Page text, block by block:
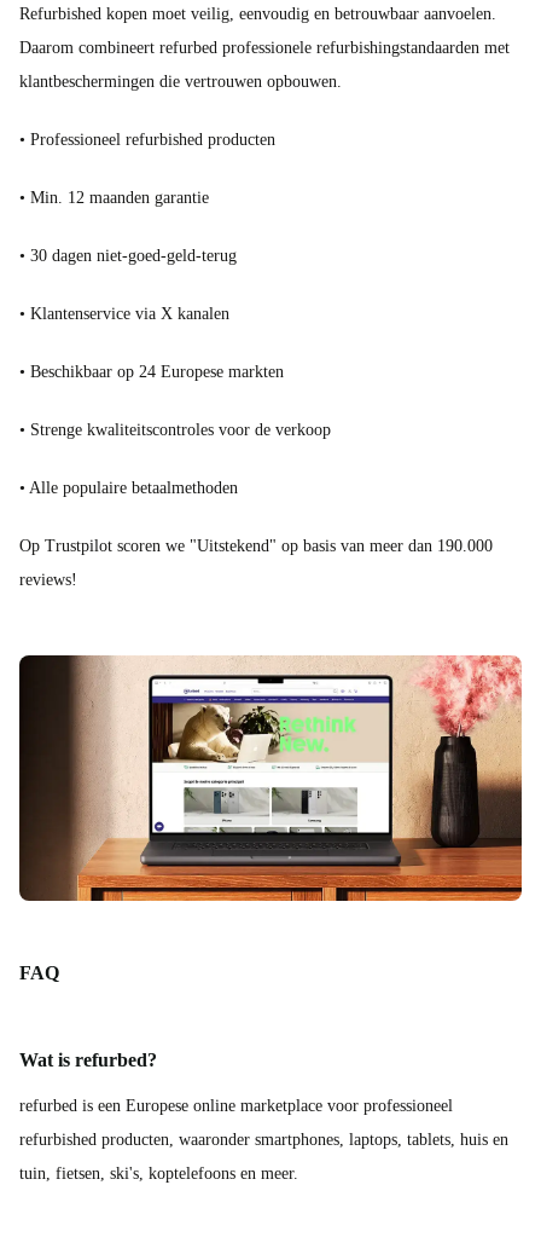
Refurbished kopen moet veilig, eenvoudig en betrouwbaar aanvoelen.
Daarom combineert refurbed professionele refurbishingstandaarden met
klantbeschermingen die vertrouwen opbouwen.
• Professioneel refurbished producten
• Min. 12 maanden garantie
• 30 dagen niet-goed-geld-terug
• Klantenservice via X kanalen
• Beschikbaar op 24 Europese markten
• Strenge kwaliteitscontroles voor de verkoop
• Alle populaire betaalmethoden
Op Trustpilot scoren we "Uitstekend" op basis van meer dan 190.000
reviews!
FAQ
Wat is refurbed?
refurbed is een Europese online marketplace voor professioneel
refurbished producten, waaronder smartphones, laptops, tablets, huis en
tuin, fietsen, ski's, koptelefoons en meer.